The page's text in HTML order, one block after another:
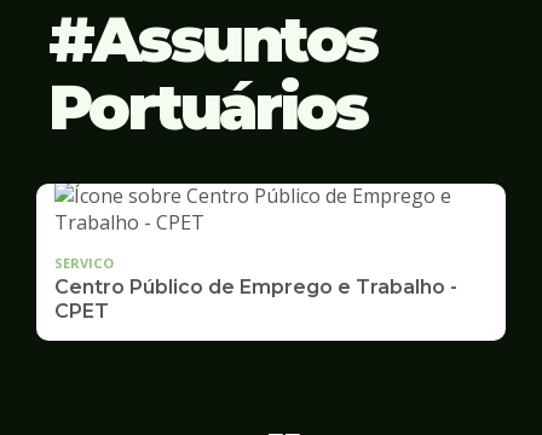
Assuntos
Portuários
SERVICO
Centro Público de Emprego e Trabalho -
CPET